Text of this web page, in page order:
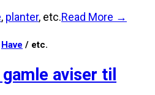
, planter, etc.Read More →
Have / etc.
aviser til